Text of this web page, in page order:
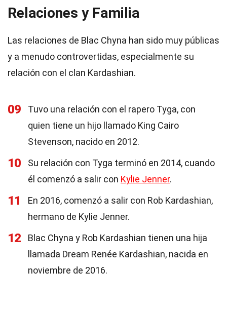
Relaciones y Familia
Las relaciones de Blac Chyna han sido muy públicas
y a menudo controvertidas, especialmente su
relación con el clan Kardashian.
09
Tuvo una relación con el rapero Tyga, con
quien tiene un hijo llamado King Cairo
Stevenson, nacido en 2012.
10
Su relación con Tyga terminó en 2014, cuando
él comenzó a salir con Kylie Jenner.
11
En 2016, comenzó a salir con Rob Kardashian,
hermano de Kylie Jenner.
12
Blac Chyna y Rob Kardashian tienen una hija
llamada Dream Renée Kardashian, nacida en
noviembre de 2016.